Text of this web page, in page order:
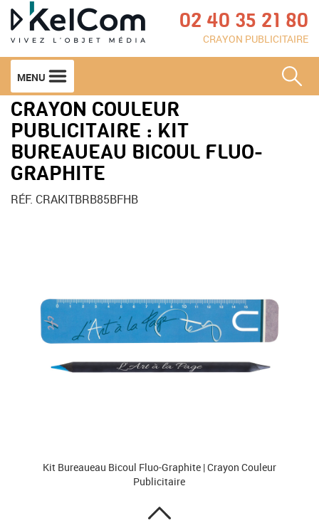
02 40 35 21 80
CRAYON PUBLICITAIRE
MENU
CRAYON COULEUR
PUBLICITAIRE : KIT
BUREAUEAU BICOUL FLUO-
GRAPHITE
RÉF. CRAKITBRB85BFHB
Kit Bureaueau Bicoul Fluo-Graphite | Crayon Couleur
Publicitaire